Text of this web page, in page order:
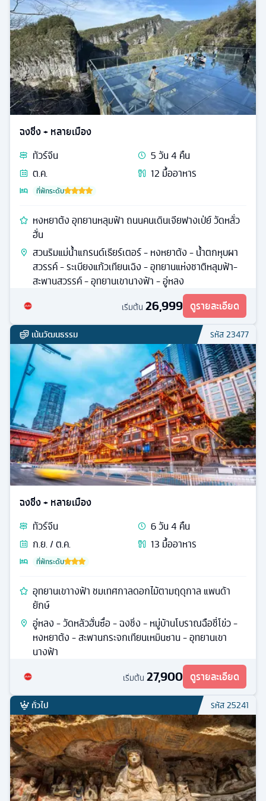
ฉงชิ่ง + หลายเมือง
ทัวร์จีน 5วัน4 คืน
ต.ค.
12 มื้ออาหาร
ที่พักระดับ
หงหยาต้ง อุทยานหลุมฟ้า ถนนคนเดินเจียฟางเป่ย์ วัดหลั่ว
ฮั่น
สวนริมแม่น้ำแกรนด์เธียร์เตอร์ - หงหยาต้ง - น้ำตกหุบผา
สวรรค์ - ระเบียงแก้วเทียนเฉิง - อุทยานแห่งชาติหลุมฟ้า-
สะพานสวรรค์ - อุทยานเขานางฟ้า - อู่หลง
เริ่มต้น 26,999 ดูรายละเอียด
เน้นวัฒนธรรม รหัส23477
ฉงชิ่ง + หลายเมือง
ทัวร์จีน 6วัน4 คืน
ก.ย. / ต.ค.
13 มื้ออาหาร
ที่พักระดับ
อุทยานเขาางฟ้า ชมเทศกาลดอกไม้ตามฤดุกาล แพนด้า
ยักษ์
อู่หลง - วัดหลัวฮั่นซื่อ - ฉงชิ่ง - หมู่บ้านโบราณฉือชี่โข่ว -
หงหยาต้ง - สะพานกระจกเทียนเหมินซาน - อุทยานเขา
นางฟ้า
เริ่มต้น 27,900 ดูรายละเอียด
ทั่วไป รหัส25241